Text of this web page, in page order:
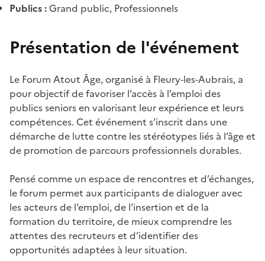
Publics :Grand public, Professionnels
Présentation de l'événement
Le Forum Atout Âge, organisé à Fleury‑les‑Aubrais, a
pour objectif de favoriser l’accès à l’emploi des
publics seniors en valorisant leur expérience et leurs
compétences. Cet événement s’inscrit dans une
démarche de lutte contre les stéréotypes liés à l’âge et
de promotion de parcours professionnels durables.
Pensé comme un espace de rencontres et d’échanges,
le forum permet aux participants de dialoguer avec
les acteurs de l’emploi, de l’insertion et de la
formation du territoire, de mieux comprendre les
attentes des recruteurs et d’identifier des
opportunités adaptées à leur situation.